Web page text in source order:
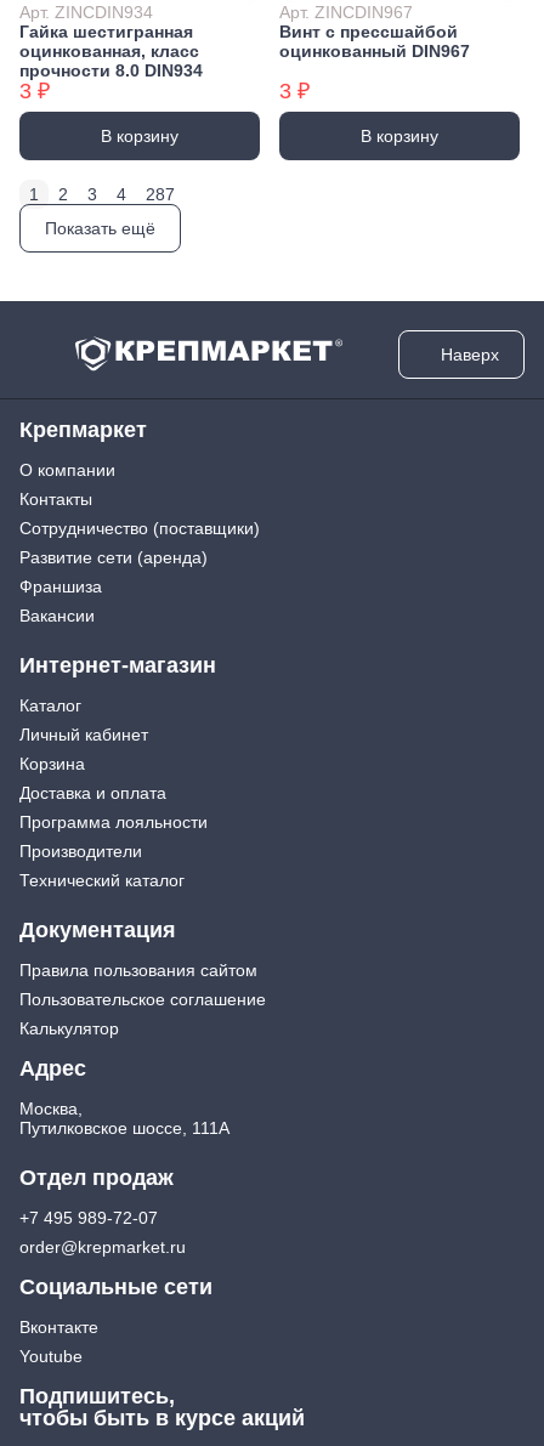
Арт. ZINCDIN934
Гайка шестигранная
оцинкованная, класс
прочности 8.0 DIN934
3 ₽
В корзину
Арт. ZINCDIN967
Винт с прессшайбой
оцинкованный DIN967
3 ₽
В корзину
1 2 3 4
287
Показать ещё
Наверх
Крепмаркет
О компании
Контакты
Сотрудничество (поставщики)
Развитие сети (аренда)
Франшиза
Вакансии
Интернет-магазин
Каталог
Личный кабинет
Корзина
Доставка и оплата
Программа лояльности
Производители
Технический каталог
Документация
Правила пользования сайтом
Пользовательское соглашение
Калькулятор
Адрес
Москва,
Путилковское шоссе, 111А
Отдел продаж
+7 495 989-72-07
order@krepmarket.ru
Социальные сети
Вконтакте
Youtube
Подпишитесь,
чтобы быть в курсе акций